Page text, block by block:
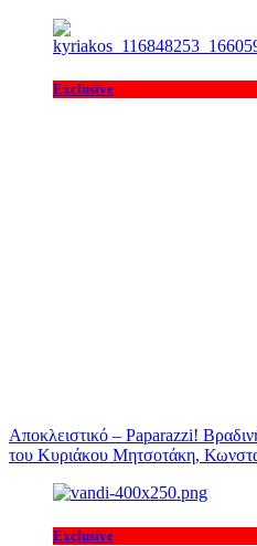
Exclusive
Αποκλειστικό – Paparazzi!
του Κυριάκου Μητσοτάκη,
Exclusive